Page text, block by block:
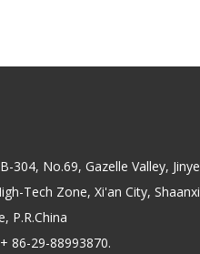
304, No.69, Gazelle Valley, Jinye
Tech Zone, Xi'an City, Shaanxi
P.R.China
86-29-88993870.